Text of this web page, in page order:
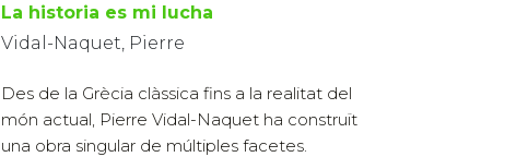
La historia es mi lucha
Vidal-Naquet, Pierre
Des de la Grècia clàssica fins a la realitat del
món actual, Pierre Vidal-Naquet ha construït
una obra singular de múltiples facetes.